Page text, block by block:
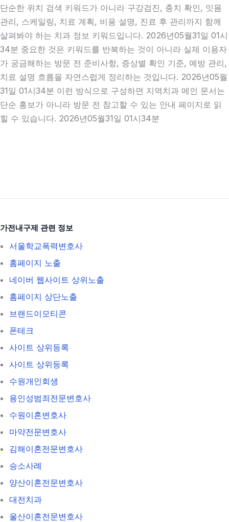
단순한 위치 검색 키워드가 아니라 구강검진, 충치 확인, 잇몸
관리, 스케일링, 치료 계획, 비용 설명, 진료 후 관리까지 함께
살펴봐야 하는 치과 정보 키워드입니다. 2026년05월31일 01시
34분 중요한 것은 키워드를 반복하는 것이 아니라 실제 이용자
가 궁금해하는 방문 전 준비사항, 증상별 확인 기준, 예방 관리,
치료 설명 흐름을 자연스럽게 정리하는 것입니다. 2026년05월
31일 01시34분 이런 방식으로 구성하면 지역치과 메인 문서는
단순 홍보가 아니라 방문 전 참고할 수 있는 안내 페이지로 읽
힐 수 있습니다. 2026년05월31일 01시34분
가전내구제 관련 정보
서울학교폭력변호사
홈페이지 노출
네이버 웹사이트 상위노출
홈페이지 상단노출
브랜드이모티콘
폰테크
사이트 상위등록
사이트 상위등록
수원개인회생
용인성범죄전문변호사
수원이혼변호사
마약전문변호사
김해이혼전문변호사
승소사례
양산이혼전문변호사
대전치과
울산이혼전문변호사